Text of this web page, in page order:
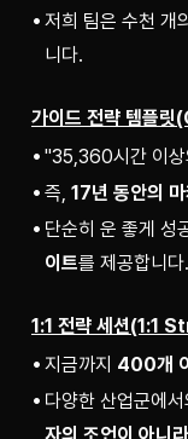
저희 팀은 수천 개
니다.
가이드 전략 템플
"35,360시간 이상
즉, 17년 동안의
단순히 운 좋게 성
이트를 제공합니다.
1:1 전략 세션(1:1
지금까지 400개
다양한 산업군에